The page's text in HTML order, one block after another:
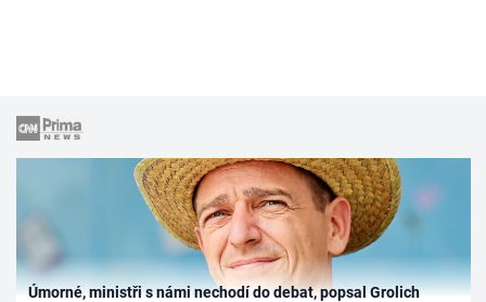
Úmorné, ministři s námi nechodí do debat, popsal Grolich